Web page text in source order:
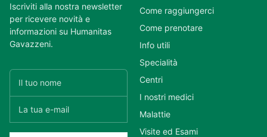
Iscriviti alla nostra newsletter
per ricevere novità e
informazioni su Humanitas
Gavazzeni.
Come raggiungerci
Come prenotare
Info utili
Specialità
Centri
I nostri medici
Malattie
Visite ed Esami